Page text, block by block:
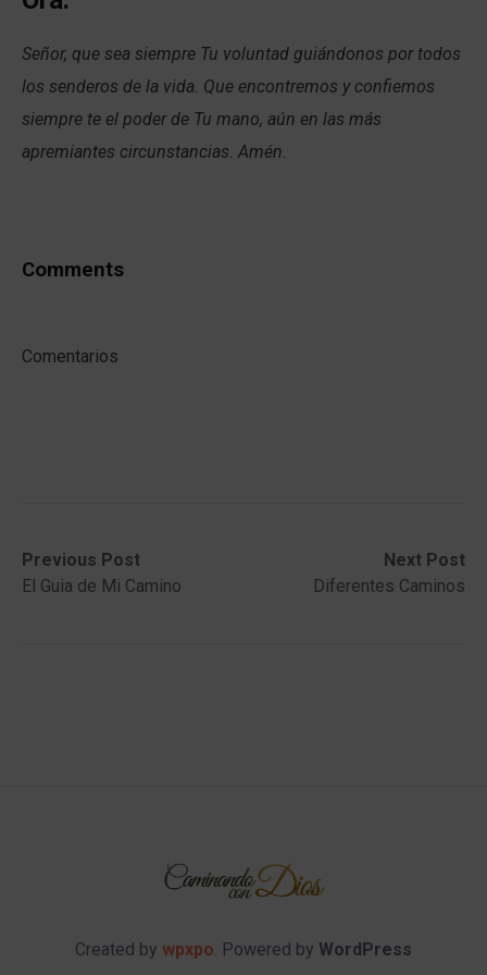
Señor, que sea siempre Tu voluntad guiándonos por todos
los senderos de la vida. Que encontremos y confiemos
siempre te el poder de Tu mano, aún en las más
apremiantes circunstancias. Amén.
Comments
Comentarios
Post
navigation
Previous Post
Previous
post:El Guia de Mi Camino
Next Post
Next
post:
Diferentes Caminos
Created by wpxpo. Powered by WordPress